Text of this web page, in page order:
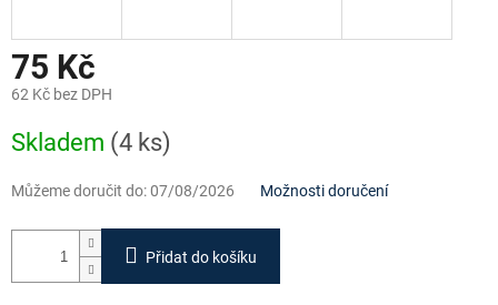
75 Kč
62 Kč bez DPH
cena:
Skladem (4 ks)
Můžeme doručit do:07/08/2026 Možnosti doručení
Přidat do košíku